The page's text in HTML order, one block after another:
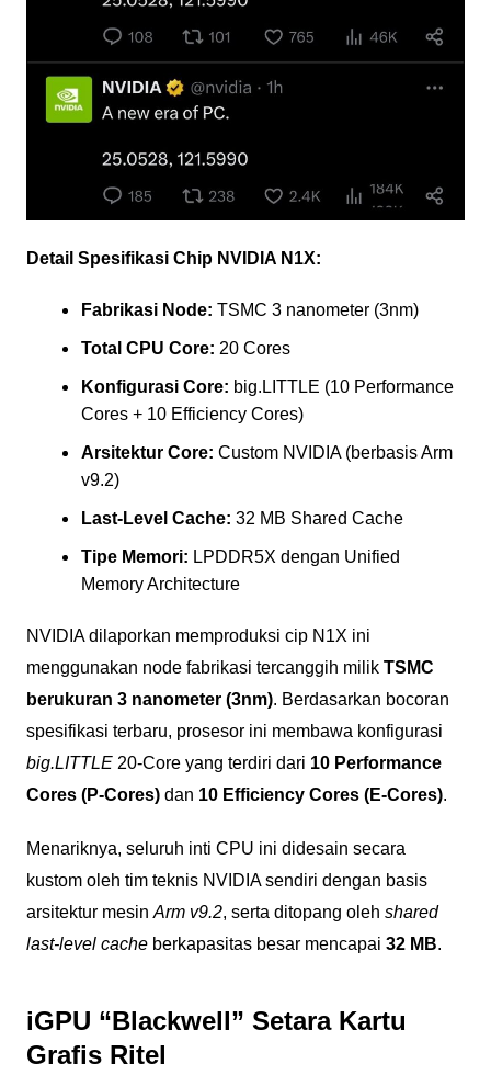
Detail Spesifikasi Chip NVIDIA N1X:
Fabrikasi Node: TSMC 3 nanometer (3nm)
Total CPU Core: 20 Cores
Konfigurasi Core: big.LITTLE (10 Performance
Cores + 10 Efficiency Cores)
Arsitektur Core: Custom NVIDIA (berbasis Arm
v9.2)
Last-Level Cache: 32 MB Shared Cache
Tipe Memori: LPDDR5X dengan Unified
Memory Architecture
NVIDIA dilaporkan memproduksi cip N1X ini
menggunakan node fabrikasi tercanggih milik TSMC
berukuran 3 nanometer (3nm). Berdasarkan bocoran
spesifikasi terbaru, prosesor ini membawa konfigurasi
big.LITTLE20-Core yang terdiri dari 10 Performance
Cores (P-Cores)dan 10 Efficiency Cores (E-Cores).
Menariknya, seluruh inti CPU ini didesain secara
kustom oleh tim teknis NVIDIA sendiri dengan basis
arsitektur mesinArm v9.2, serta ditopang oleh shared
last-level cacheberkapasitas besar mencapai 32 MB.
iGPU “Blackwell” Setara Kartu
Grafis Ritel